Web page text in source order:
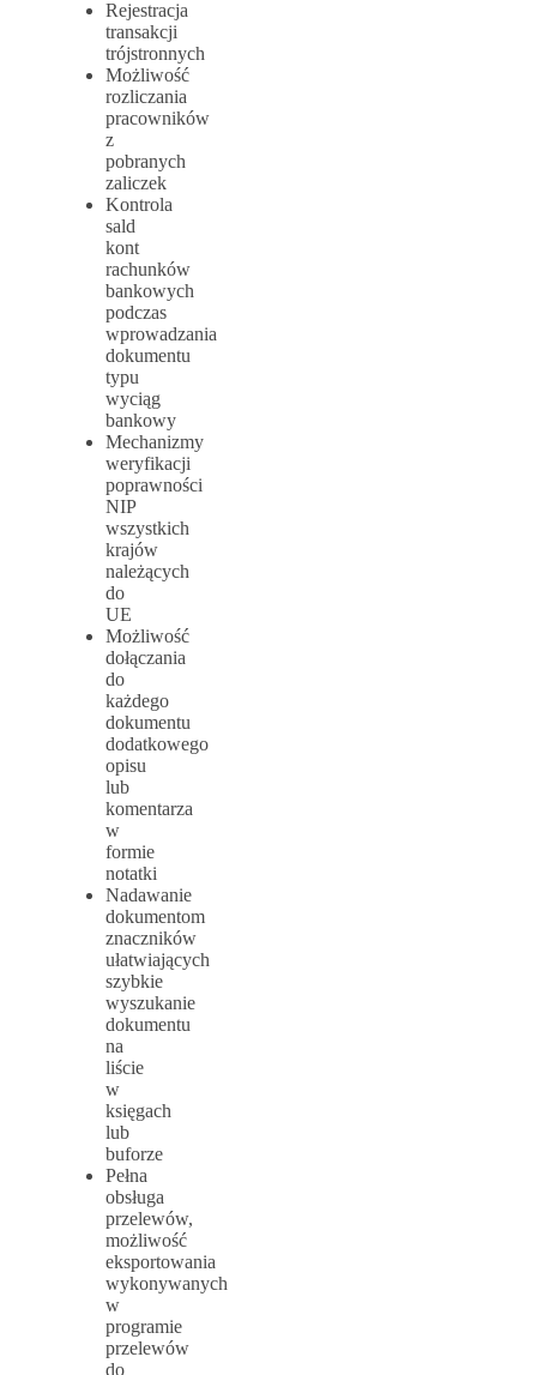
Rejestracja
transakcji
trójstronnych
Możliwość
rozliczania
pracowników
z
pobranych
zaliczek
Kontrola
sald
kont
rachunków
bankowych
podczas
wprowadzania
dokumentu
typu
wyciąg
bankowy
Mechanizmy
weryfikacji
poprawności
NIP
wszystkich
krajów
należących
do
UE
Możliwość
dołączania
do
każdego
dokumentu
dodatkowego
opisu
lub
komentarza
w
formie
notatki
Nadawanie
dokumentom
znaczników
ułatwiających
szybkie
wyszukanie
dokumentu
na
liście
w
księgach
lub
buforze
Pełna
obsługa
przelewów,
możliwość
eksportowania
wykonywanych
w
programie
przelewów
do